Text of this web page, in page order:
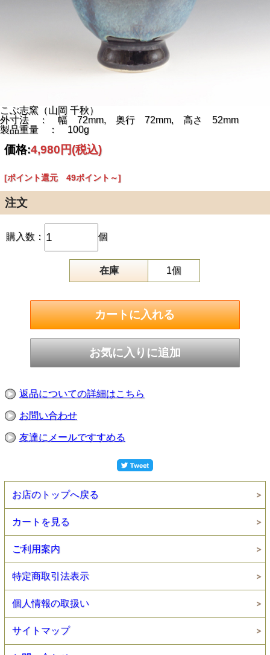
こぶ志窯（山岡 千秋）
外寸法 ： 幅 72mm, 奥行 72mm, 高さ 52mm
製品重量 ： 100g
価格:4,980円(税込)
[ポイント還元 49ポイント～]
注文
購入数： 個
在庫 1個
返品についての詳細はこちら
お問い合わせ
友達にメールですすめる
お店のトップへ戻る
カートを見る
ご利用案内
特定商取引法表示
個人情報の取扱い
サイトマップ